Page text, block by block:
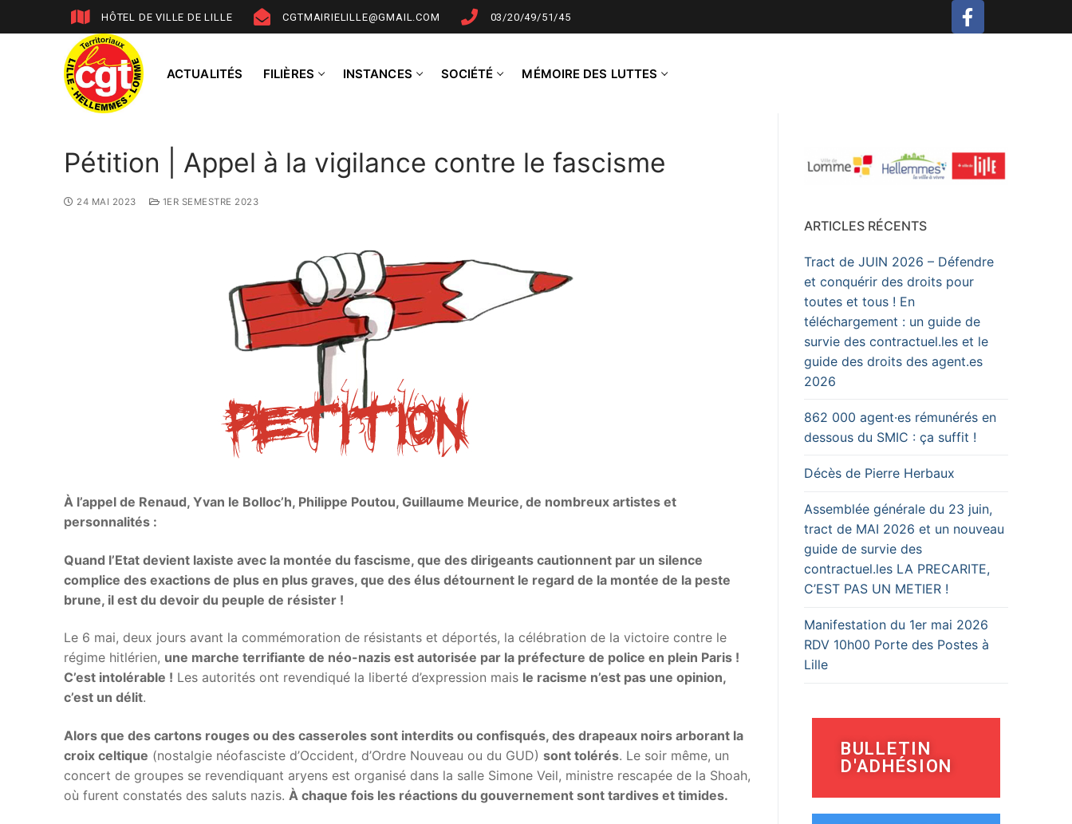
HÔTEL DE VILLE DE LILLE CGTMAIRIELILLE@GMAIL.COM 03/20/49/51/45
ACTUALITÉS FILIÈRES INSTANCES SOCIÉTÉ MÉMOIRE DES LUTTES
Pétition | Appel à la vigilance contre le fascisme
24 MAI 2023 1ER SEMESTRE 2023
À l’appel de Renaud, Yvan le Bolloc’h, Philippe Poutou, Guillaume Meurice, de nombreux artistes et
personnalités :
Quand l’Etat devient laxiste avec la montée du fascisme, que des dirigeants cautionnent par un silence
complice des exactions de plus en plus graves, que des élus détournent le regard de la montée de la peste
brune, il est du devoir du peuple de résister !
Le 6 mai, deux jours avant la commémoration de résistants et déportés, la célébration de la victoire contre le
régime hitlérien, une marche terrifiante de néo-nazis est autorisée par la préfecture de police en plein Paris !
C’est intolérable ! Les autorités ont revendiqué la liberté d’expression mais le racisme n’est pas une opinion,
c’est un délit.
Alors que des cartons rouges ou des casseroles sont interdits ou confisqués, des drapeaux noirs arborant la
croix celtique (nostalgie néofasciste d’Occident, d’Ordre Nouveau ou du GUD) sont tolérés. Le soir même, un
concert de groupes se revendiquant aryens est organisé dans la salle Simone Veil, ministre rescapée de la Shoah,
où furent constatés des saluts nazis. À chaque fois les réactions du gouvernement sont tardives et timides.
ARTICLES RÉCENTS
Tract de JUIN 2026 – Défendre
et conquérir des droits pour
toutes et tous ! En
téléchargement : un guide de
survie des contractuel.les et le
guide des droits des agent.es
2026
862 000 agent·es rémunérés en
dessous du SMIC : ça suffit !
Décès de Pierre Herbaux
Assemblée générale du 23 juin,
tract de MAI 2026 et un nouveau
guide de survie des
contractuel.les LA PRECARITE,
C’EST PAS UN METIER !
Manifestation du 1er mai 2026
RDV 10h00 Porte des Postes à
Lille
BULLETIN
D'ADHÉSION